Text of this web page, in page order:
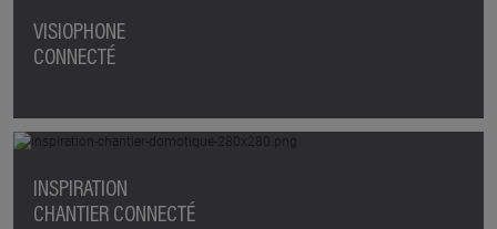
VISIOPHONE
CONNECTÉ
INSPIRATION
CHANTIER CONNECTÉ